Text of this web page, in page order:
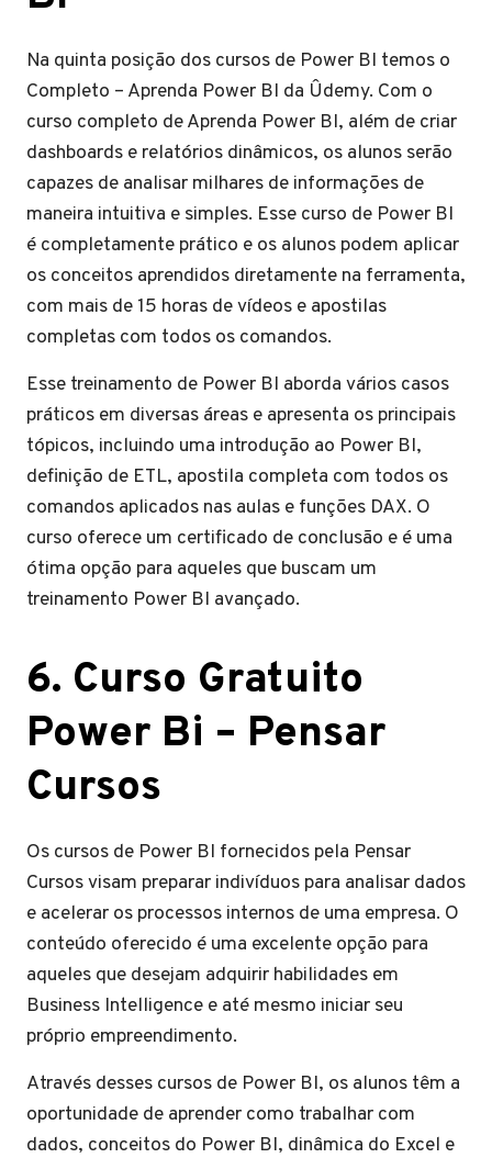
Na quinta posição dos cursos de Power BI temos o
Completo – Aprenda Power BI da Ûdemy. Com o
curso completo de Aprenda Power BI, além de criar
dashboards e relatórios dinâmicos, os alunos serão
capazes de analisar milhares de informações de
maneira intuitiva e simples. Esse curso de Power BI
é completamente prático e os alunos podem aplicar
os conceitos aprendidos diretamente na ferramenta,
com mais de 15 horas de vídeos e apostilas
completas com todos os comandos.
Esse treinamento de Power BI aborda vários casos
práticos em diversas áreas e apresenta os principais
tópicos, incluindo uma introdução ao Power BI,
definição de ETL, apostila completa com todos os
comandos aplicados nas aulas e funções DAX. O
curso oferece um certificado de conclusão e é uma
ótima opção para aqueles que buscam um
treinamento Power BI avançado.
6. Curso Gratuito
Power Bi – Pensar
Cursos
Os cursos de Power BI fornecidos pela Pensar
Cursos visam preparar indivíduos para analisar dados
e acelerar os processos internos de uma empresa. O
conteúdo oferecido é uma excelente opção para
aqueles que desejam adquirir habilidades em
Business Intelligence e até mesmo iniciar seu
próprio empreendimento.
Através desses cursos de Power BI, os alunos têm a
oportunidade de aprender como trabalhar com
dados, conceitos do Power BI, dinâmica do Excel e